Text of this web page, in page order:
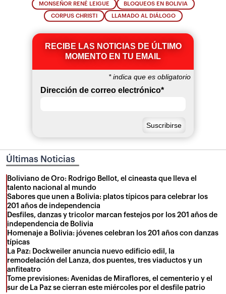
MONSEÑOR RENÉ LEIGUE BLOQUEOS EN BOLIVIA
CORPUS CHRISTI LLAMADO AL DIÁLOGO
RECIBE LAS NOTICIAS DE ÚLTIMO
MOMENTO EN TU EMAIL
*indica que es obligatorio
Dirección de correo electrónico*
Últimas Noticias
Boliviano de Oro: Rodrigo Bellot, el cineasta que lleva el
talento nacional al mundo
Sabores que unen a Bolivia: platos típicos para celebrar los
201 años de independencia
Desfiles, danzas y tricolor marcan festejos por los 201 años de
independencia de Bolivia
Homenaje a Bolivia: jóvenes celebran los 201 años con danzas
típicas
La Paz: Dockweiler anuncia nuevo edificio edil, la
remodelación del Lanza, dos puentes, tres viaductos y un
anfiteatro
Tome previsiones: Avenidas de Miraflores, el cementerio y el
sur de La Paz se cierran este miércoles por el desfile patrio